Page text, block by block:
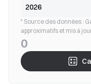
* Source des données :
approximatifs et mis à
0